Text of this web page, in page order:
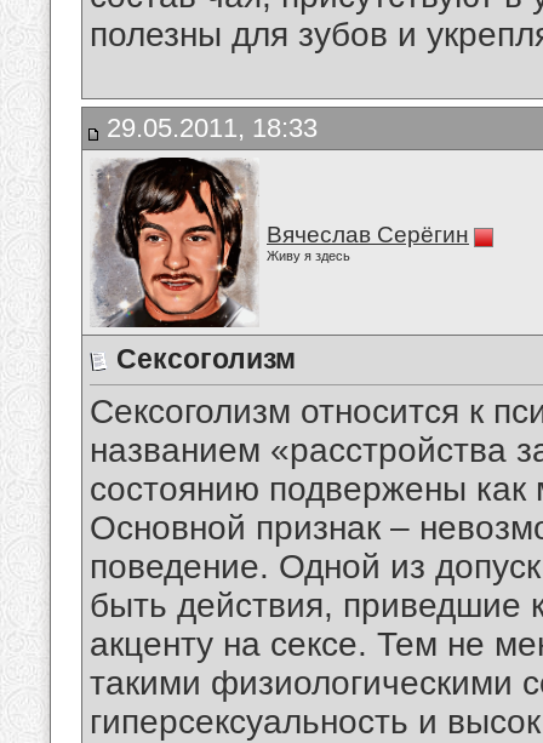
полезны для зубов и
29.05.2011, 18:33
Вячеслав Серёгин
Живу я здесь
Сексоголизм
Сексоголизм относится к
названием «расстройства
состоянию подвержены
Основной признак –
поведение. Одной из
быть действия, приведшие
акценту на сексе. Тем не
такими физиологическими
гиперсексуальность и